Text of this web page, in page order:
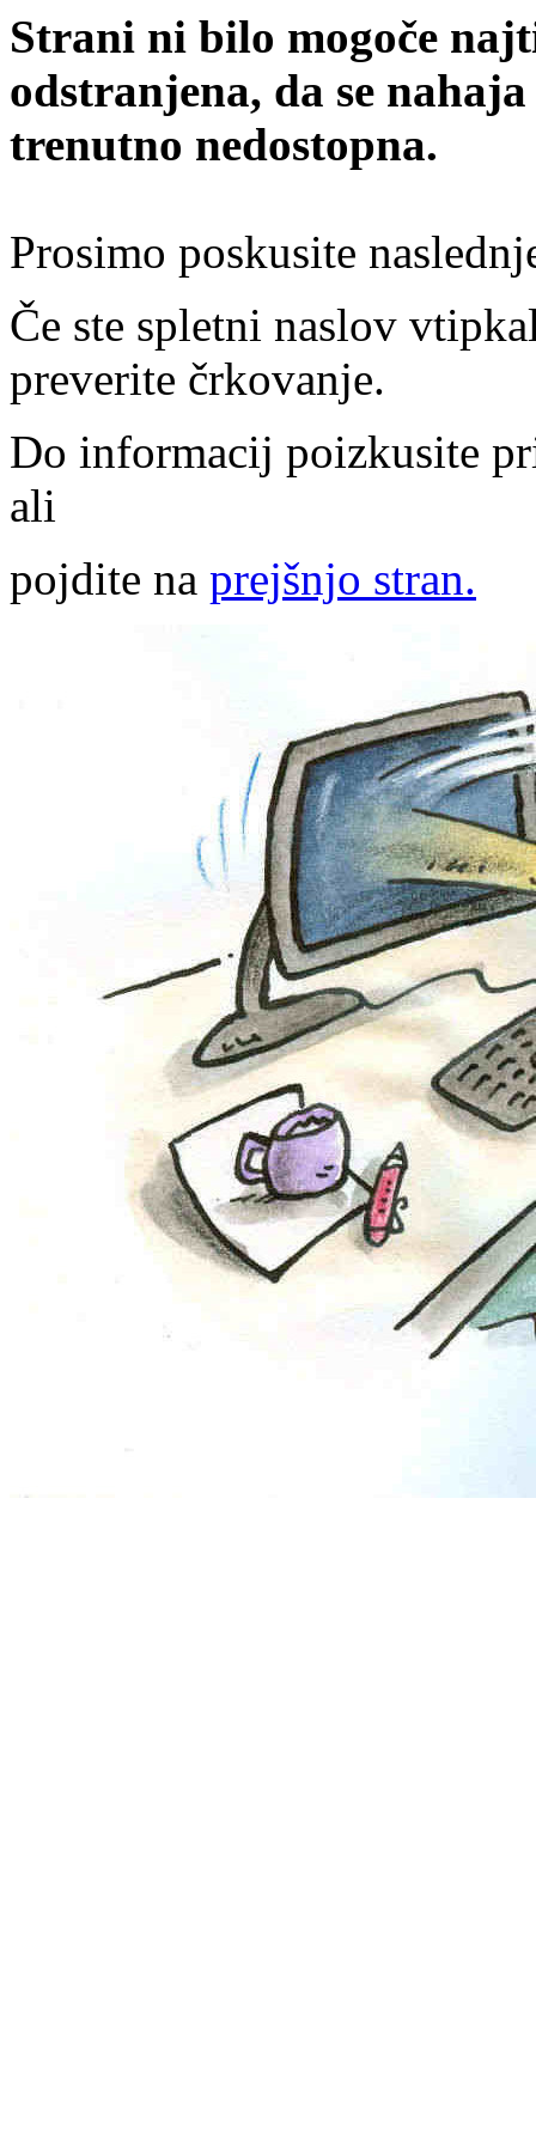
Strani ni bilo mogoče
odstranjena, da se
trenutno nedostopna.
Prosimo poskusite
Če ste spletni naslov
preverite črkovanje.
Do informacij poizkusite
ali
pojdite na prejšnjo stran.